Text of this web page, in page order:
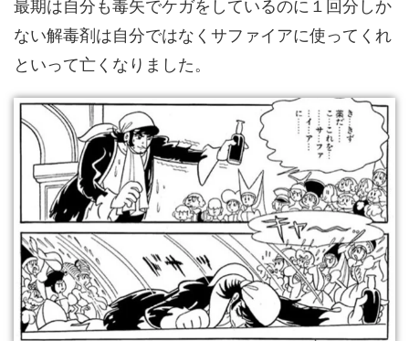
最期は自分も毒矢でケガをしているのに１回分しか
ない解毒剤は自分ではなくサファイアに使ってくれ
といって亡くなりました。